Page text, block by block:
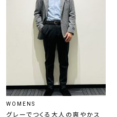
WOMENS
グレーでつくる大人の爽やかス